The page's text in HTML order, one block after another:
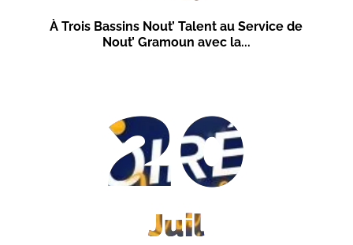
À Trois Bassins Nout’ Talent au Service de
Nout’ Gramoun avec la...
20
Juil